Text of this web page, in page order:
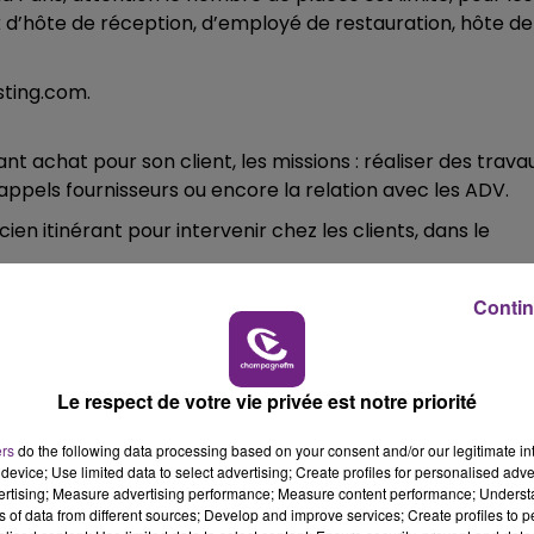
14h00 - 15h00
de réception, d’employé de restauration, hôte de
achat pour son client, les missions : réaliser des
fournisseurs ou encore la relation avec les ADV.
itinérant pour intervenir chez les clients, dans le
et curative des matériels sur des engins de
déplacements sur l’ensemble du département de
ou bac+2 électromécanique.
MEZIERES des Conseillers Commerciaux en CDI,
de gaz naturel du 1er pétro-gazier européen,
professionnels, dans le cadre d'un changement
15h00 - 19h00
Le respect de votre vie privée est notre priorité
do the following data processing based on your consent and/or our legitimate
Use limited data to select advertising; Create profiles for personalised
Measure advertising performance; Measure content performance;
of data from different sources; Develop and improve services; Create profiles to